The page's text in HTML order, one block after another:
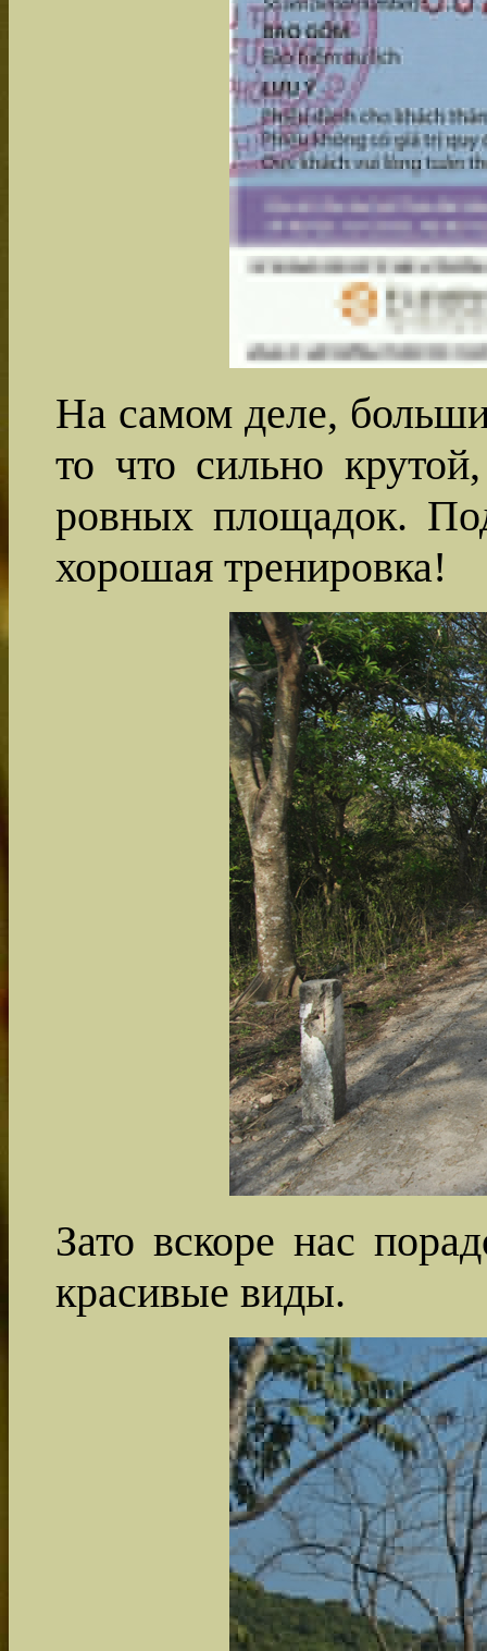
На самом деле,
то что сильно
ровных площадок.
хорошая тренировка!
Зато вскоре нас
красивые виды.